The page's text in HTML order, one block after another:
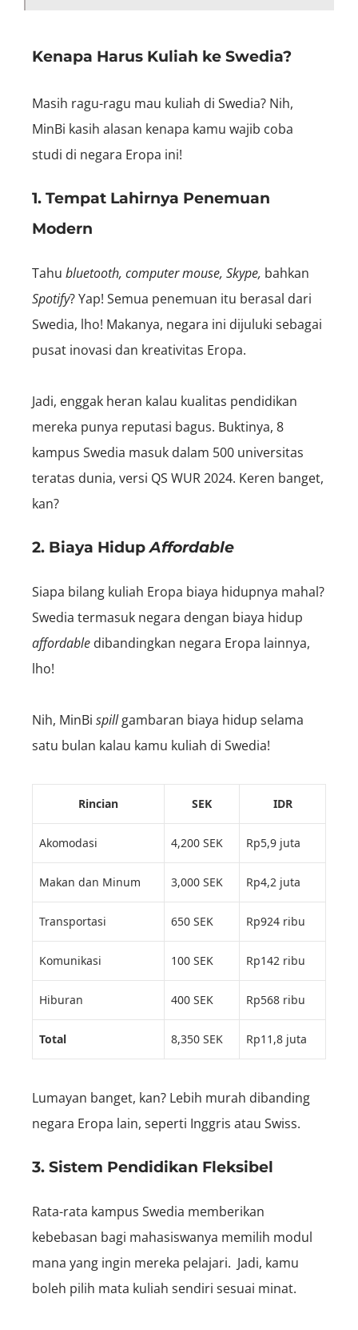
Kenapa Harus Kuliah ke Swedia?
Masih ragu-ragu mau kuliah di Swedia? Nih,
MinBi kasih alasan kenapa kamu wajib coba
studi di negara Eropa ini!
1. Tempat Lahirnya Penemuan
Modern
Tahu bluetooth, computer mouse, Skype, bahkan
Spotify? Yap! Semua penemuan itu berasal dari
Swedia, lho! Makanya, negara ini dijuluki sebagai
pusat inovasi dan kreativitas Eropa.
Jadi, enggak heran kalau kualitas pendidikan
mereka punya reputasi bagus. Buktinya, 8
kampus Swedia masuk dalam 500 universitas
teratas dunia, versi QS WUR 2024. Keren banget,
kan?
2. Biaya HidupAffordable
Siapa bilang kuliah Eropa biaya hidupnya mahal?
Swedia termasuk negara dengan biaya hidup
affordable dibandingkan negara Eropa lainnya,
lho!
Nih, MinBi spillgambaran biaya hidup selama
satu bulan kalau kamu kuliah di Swedia!
Rincian SEK IDR
Akomodasi 4,200 SEK Rp5,9 juta
Makan dan Minum 3,000 SEK Rp4,2 juta
Transportasi 650 SEK Rp924 ribu
Komunikasi 100 SEK Rp142 ribu
Hiburan 400 SEK Rp568 ribu
Total 8,350 SEK Rp11,8 juta
Lumayan banget, kan? Lebih murah dibanding
negara Eropa lain, seperti Inggris atau Swiss.
3. Sistem Pendidikan Fleksibel
Rata-rata kampus Swedia memberikan
kebebasan bagi mahasiswanya memilih modul
mana yang ingin mereka pelajari. Jadi, kamu
boleh pilih mata kuliah sendiri sesuai minat.